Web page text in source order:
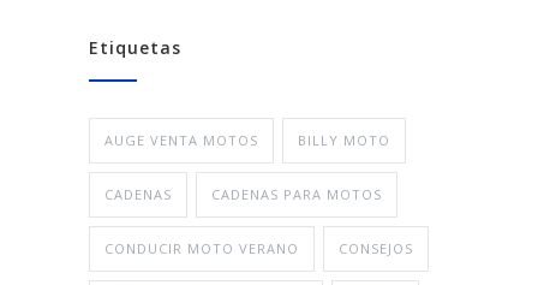
Etiquetas
AUGE VENTA MOTOS BILLY MOTO
CADENAS CADENAS PARA MOTOS
CONDUCIR MOTO VERANO CONSEJOS